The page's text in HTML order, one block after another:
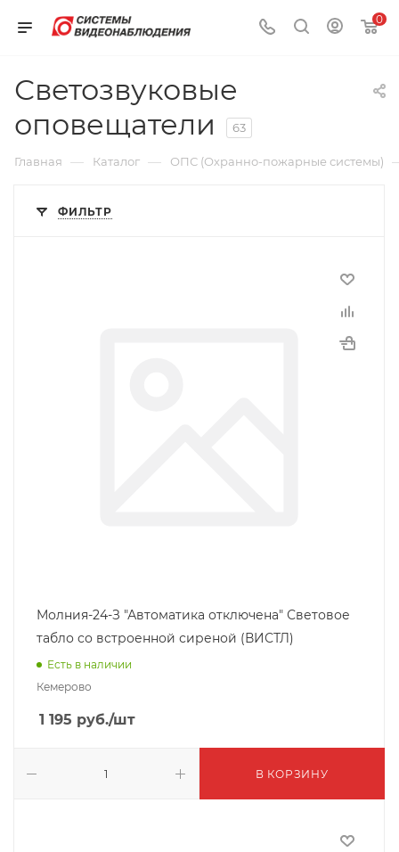
0
Светозвуковые
оповещатели
63
Главная — Каталог — ОПС (Охранно-пожарные системы)
ФИЛЬТР
Молния-24-З "Автоматика отключена" Световое
табло со встроенной сиреной (ВИСТЛ)
Есть в наличии
Кемерово
1 195 руб./шт
В КОРЗИНУ